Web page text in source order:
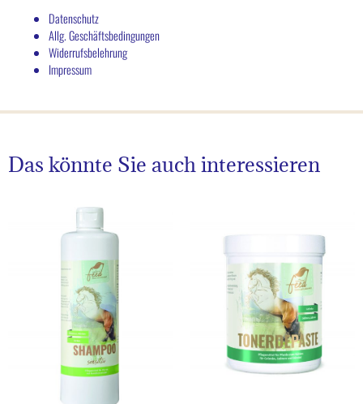
Datenschutz
Allg. Geschäftsbedingungen
Widerrufsbelehrung
Impressum
Das könnte Sie auch interessieren